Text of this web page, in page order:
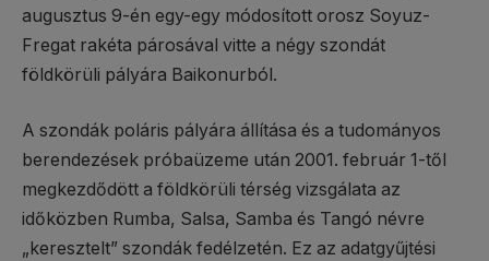
augusztus 9-én egy-egy módosított orosz Soyuz-
Fregat rakéta párosával vitte a négy szondát
földkörüli pályára Baikonurból.
A szondák poláris pályára állítása és a tudományos
berendezések próbaüzeme után 2001. február 1-től
megkezdődött a földkörüli térség vizsgálata az
időközben Rumba, Salsa, Samba és Tangó névre
„keresztelt” szondák fedélzetén. Ez az adatgyűjtési